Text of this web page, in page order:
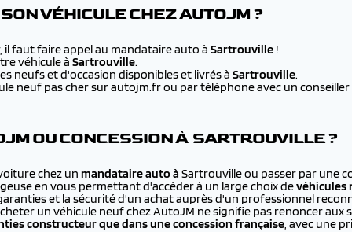
VÉHICULE CHEZ AUTOJM ?
faut faire appel au mandataire auto à Sartrouville !
véhicule à Sartrouville.
neufs et d'occasion disponibles et livrés à Sartrouville.
neuf pas cher sur autojm.fr ou par téléphone avec un conseiller
OU CONCESSION À SARTROUVILLE ?
chez un mandataire auto à Sartrouville ou passer par une
en vous permettant d'accéder à un large choix devéhicules
et la sécurité d'un achat auprès d'un professionnel
un véhicule neuf chez AutoJM ne signifie pas renoncer
constructeur que dans une concession française, avec une